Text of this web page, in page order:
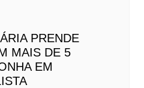
PRENDE
MAIS DE 5
EM